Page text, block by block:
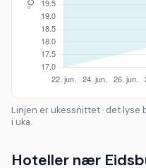
Linjen er ukessnittet · det
i uka.
Hoteller nær